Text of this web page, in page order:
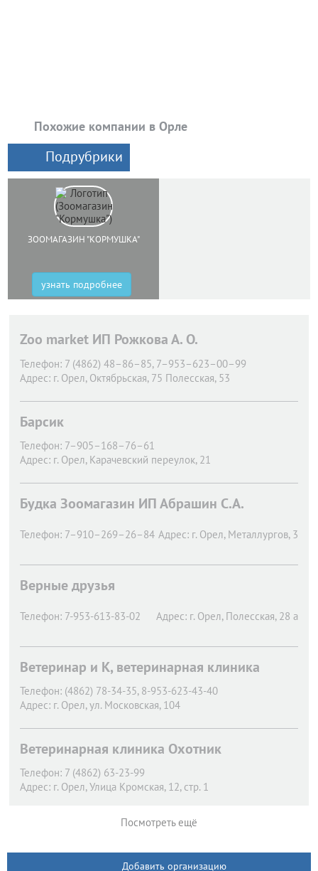
Похожие компании в Орле
Подрубрики
ЗООМАГАЗИН "КОРМУШКА"
узнать подробнее
Zoo market ИП Рожкова А. О.
Телефон: 7 (4862) 48–86–85, 7–953–623–00–99
Адрес: г. Орел, Октябрьская, 75 Полесская, 53
Барсик
Телефон: 7–905–168–76–61
Адрес: г. Орел, Карачевский переулок, 21
Будка Зоомагазин ИП Абрашин С.А.
Телефон: 7–910–269–26–84 Адрес: г. Орел, Металлургов, 3
Верные друзья
Телефон: 7-953-613-83-02 Адрес: г. Орел, Полесская, 28 а
Ветеринар и К, ветеринарная клиника
Телефон: (4862) 78-34-35, 8-953-623-43-40
Адрес: г. Орел, ул. Московская, 104
Ветеринарная клиника Охотник
Телефон: 7 (4862) 63-23-99
Адрес: г. Орел, Улица Кромская, 12, стр. 1
Посмотреть ещё
Добавить организацию